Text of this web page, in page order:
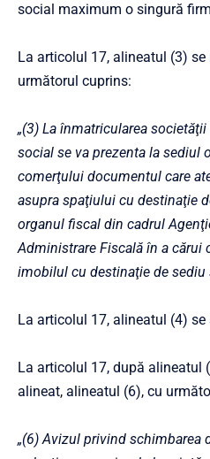
social maximum o singură
La articolul 17, alineatul (3)
următorul cuprins:
„(3) La înmatricularea
social se va prezenta la sediul
comerţului documentul care
asupra spaţiului cu destinaţie
organul fiscal din cadrul
Administrare Fiscală în a cărui
imobilul cu destinaţie de sediu
La articolul 17, alineatul (4) se
La articolul 17, după alineatul
alineat, alineatul (6), cu
„(6) Avizul privind schimbarea